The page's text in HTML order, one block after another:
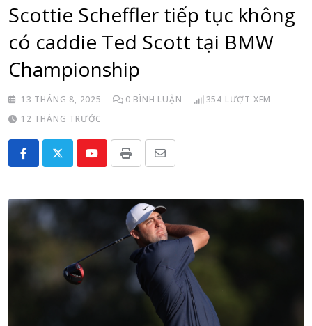
Scottie Scheffler tiếp tục không
có caddie Ted Scott tại BMW
Championship
13 THÁNG 8, 2025 0 BÌNH LUẬN 354 LƯỢT XEM
12 THÁNG TRƯỚC
YoutubePrint
Share
Email